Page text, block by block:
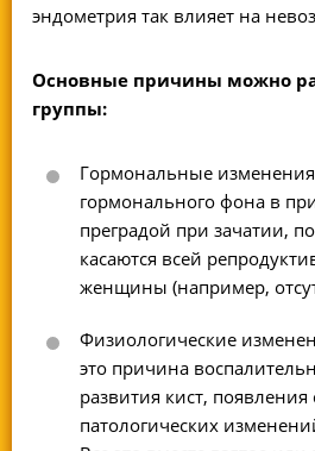
эндометрия так влияет на
Основные причины можно
группы:
Гормональные
гормонального фона в
преградой при зачатии,
касаются всей
женщины (например,
Физиологические
это причина
развития кист, появления
патологических